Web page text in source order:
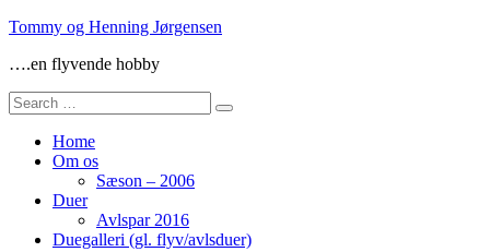
Skip
content
Tommy og Henning Jørgensen
….en flyvende hobby
Search
for:
Home
Om os
Sæson – 2006
Duer
Avlspar 2016
Duegalleri (gl. flyv/avlsduer)